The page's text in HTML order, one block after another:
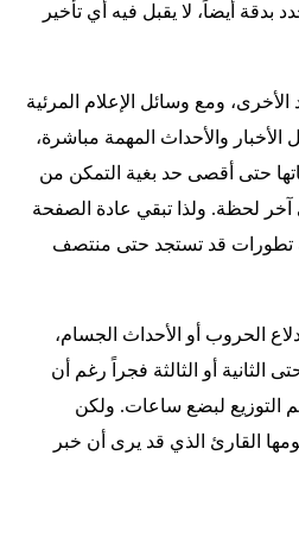
أيضاً، لا يقبل فيه أي تأخير
ومع وسائل الإعلام المرئية
والأحداث المهمة مباشرة،
حتى أقصى حد بغية التمكن من
آخر لحظة. ولذا تبقي عادة الصفحة
تطورات قد تستجد حتى منتصف
الحروب أو الأحداث الجسام،
الثانية أو الثالثة فجراً رغم أن
التوزيع لبضع ساعات. ولكن
القارئ الذي قد يرى أن خبر